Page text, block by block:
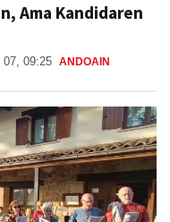
Ama Kandidaren
07, 09:25 ANDOAIN